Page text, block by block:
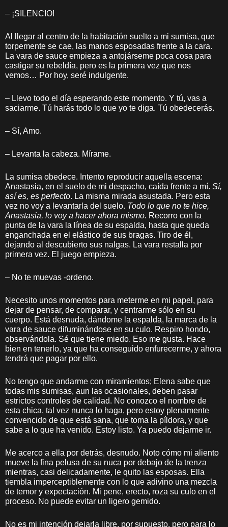
– ¡SILENCIO!
Al llegar al centro de la habitación suelto a mi sumisa, que
torpemente se cae, las manos esposadas frente a la cara.
La vara de sauce empieza a antojárseme poca cosa para
castigar su rebeldía, pero es la primera vez que nos
vemos… Por hoy, seré indulgente.
– Llevo todo el día esperando este momento. Y tú, vas a
saciarme. Tú harás todo lo que yo te diga. Tú obedecerás.
– Sí, Amo.
– Levanta la cabeza. Mírame.
La sumisa obedece. Intento reproducir aquella escena:
Anastasia, en el suelo de mi despacho, caída frente a mí. Sí,
así es, es perfecto. La misma mirada asustada. Pero esta
vez no voy a levantarla del suelo. Todo lo que no te hice,
Anastasia, lo voy a hacer ahora mismo. Recorro con la
punta de la vara la línea de su espalda, hasta que queda
enganchada en el elástico de sus bragas. Tiro de él,
dejando al descubierto sus nalgas. La vara restalla por
primera vez. El juego empieza.
– No te muevas -ordeno.
Necesito unos momentos para meterme en mi papel, para
dejar de pensar, de comparar, y centrarme sólo en su
cuerpo. Está desnuda, dándome la espalda, la marca de la
vara de sauce difuminándose en su culo. Respiro hondo,
observándola. Sé que tiene miedo. Eso me gusta. Hace
bien en tenerlo, ya que ha conseguido enfurecerme, y ahora
tendrá que pagar por ello.
No tengo que andarme con miramientos; Elena sabe que
todas mis sumisas, aun las ocasionales, deben pasar
estrictos controles de calidad. No conozco el nombre de
esta chica, tal vez nunca lo haga, pero estoy plenamente
convencido de que está sana, que toma la píldora, y que
sabe a lo que ha venido. Estoy listo. Ya puedo dejarme ir.
Me acerco a ella por detrás, desnudo. Noto cómo mi aliento
mueve la fina pelusa de su nuca por debajo de la trenza
mientras, casi delicadamente, le quito las esposas. Ella
tiembla imperceptiblemente con lo que adivino una mezcla
de temor y expectación. Mi pene, erecto, roza su culo en el
proceso. No puede evitar un ligero gemido.
No es mi intención dejarla libre, por supuesto, pero para lo